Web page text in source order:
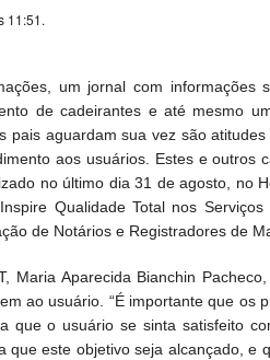
11:51.
um jornal com informações
de cadeirantes e até mesmo
pais aguardam sua vez são
aos usuários. Estes e outros
no último dia 31 de agosto, no
Qualidade Total nos
de Notários e Registradores de
Maria Aparecida Bianchin
ao usuário. “É importante que os
que o usuário se sinta satisfeito
que este objetivo seja alcançado, e